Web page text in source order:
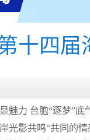
十四届
魅力 台胞“逐梦”底
光影共鸣“共同的情